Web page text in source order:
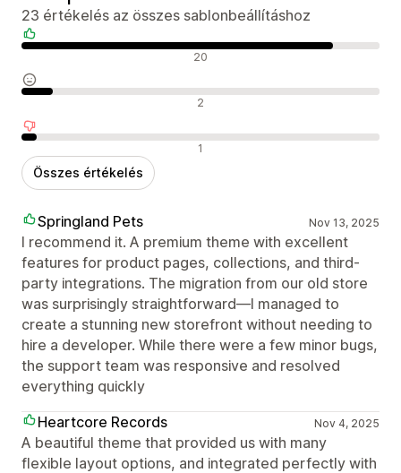
23 értékelés az összes sablonbeállításhoz
Pozitív értékelések 20
Semleges értékelések 2
Negatív értékelések 1
Összes értékelés
Springland Pets Nov 13, 2025
I recommend it. A premium theme with excellent
features for product pages, collections, and third-
party integrations. The migration from our old store
was surprisingly straightforward—I managed to
create a stunning new storefront without needing to
hire a developer. While there were a few minor bugs,
the support team was responsive and resolved
everything quickly
Heartcore Records
Nov 4, 2025
A beautiful theme that provided us with many
flexible layout options, and integrated perfectly with